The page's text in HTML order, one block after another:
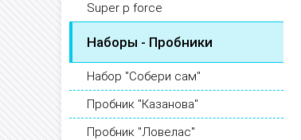
Super p force
Наборы - Пробники
Набор "Собери сам"
Пробник "Казанова"
Пробник "Ловелас"